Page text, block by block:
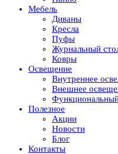
Мебель
Диваны
Кресла
Пуфы
Журнальный
Ковры
Освещение
Внутреннее
Внешнее
Полезное
Акции
Новости
Блог
Контакты